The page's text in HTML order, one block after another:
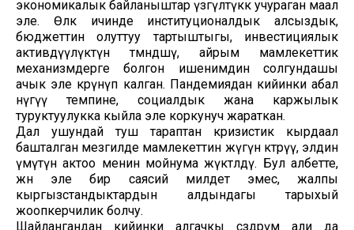
экономикалык байланыштар үзгүлтүккө учураган маал
эле. Өлкө ичинде институционалдык алсыздык,
бюджеттин олуттуу тартыштыгы, инвестициялык
активдүүлүктүн төмөндөшү, айрым мамлекеттик
механизмдерге болгон ишенимдин солгундашы
ачык эле көрүнүп калган. Пандемиядан кийинки абал
өнүгүү темпине, социалдык жана каржылык
туруктуулукка кыйла эле коркунуч жараткан.
Дал ушундай туш тараптан кризистик кырдаал
башталган мезгилде мамлекеттин жүгүн көтөрүү, элдин
үмүтүн актоо менин мойнума жүктөлдү. Бул албетте,
жөн эле бир саясий милдет эмес, жалпы
кыргызстандыктардын алдындагы тарыхый
жоопкерчилик болчу.
Шайлангандан кийинки алгачкы сөздөрүм али да